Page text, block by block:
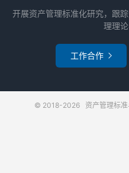
开展资产管理标准化研究，跟
理理论
工作合作 
© 2018-2026 资产管理标